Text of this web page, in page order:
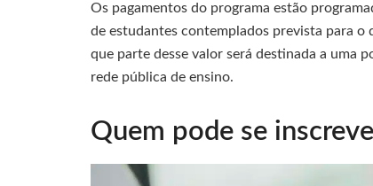
Os pagamentos do programa estão
de estudantes contemplados prevista para o
que parte desse valor será destinada a uma
rede pública de ensino.
Quem pode se